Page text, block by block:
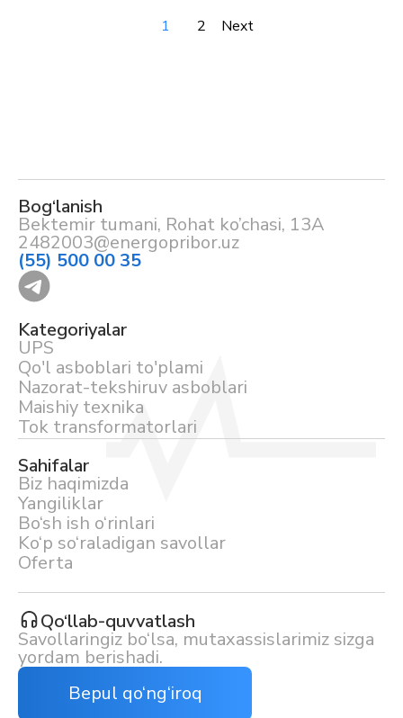
1 2 Next
Bog‘lanish
Bektemir tumani, Rohat ko’chasi, 13A
2482003@energopribor.uz
(55) 500 00 35
Kategoriyalar
UPS
Qo'l asboblari to'plami
Nazorat-tekshiruv asboblari
Maishiy texnika
Tok transformatorlari
Sahifalar
Biz haqimizda
Yangiliklar
Bo‘sh ish o‘rinlari
Ko‘p so‘raladigan savollar
Oferta
Qo‘llab-quvvatlash
Savollaringiz bo‘lsa, mutaxassislarimiz sizga
yordam berishadi.
Bepul qo‘ng‘iroq